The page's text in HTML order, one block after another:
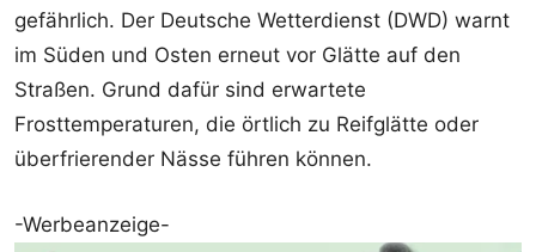
gefährlich. Der Deutsche Wetterdienst (DWD) warnt
im Süden und Osten erneut vor Glätte auf den
Straßen. Grund dafür sind erwartete
Frosttemperaturen, die örtlich zu Reifglätte oder
überfrierender Nässe führen können.
-Werbeanzeige-